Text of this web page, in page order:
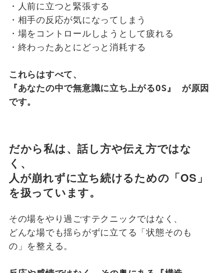
・人前に立つと緊張する
・相手の反応が気になってしまう
・場をコントロールしようとして疲れる
・終わったあとにどっと消耗する
これらはすべて、
『あなたの中で無意識に立ち上がるOS』 が原因
です。
だから私は、話し方や伝え方ではな
く、
人が崩れずに立ち続けるための「OS」
を扱っています。
その場をやり過ごすテクニックではなく、
どんな場でも揺らがずに立てる「状態そのも
の」を整える。